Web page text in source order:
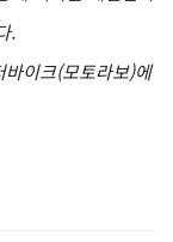
.
이크(모토라보)에